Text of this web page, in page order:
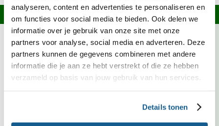
analyseren, content en advertenties te personaliseren en
om functies voor social media te bieden. Ook delen we
informatie over je gebruik van onze site met onze
partners voor analyse, social media en adverteren. Deze
partners kunnen de gegevens combineren met andere
informatie die je aan ze hebt verstrekt of die ze hebben
verzameld op basis van jouw gebruik van hun services.
Details tonen
Informatie over dit recept
Spinazie is deze maand in Nederland in het seizoen.
Kies bij voorkeur voor groente met het Biologisch,
Demeter of EKO-NL 3 sterren keurmerk.
Kies bij voorkeur voor zuivelproducten met een
sterren en Beter Leven zijn duurzamere keuzes.